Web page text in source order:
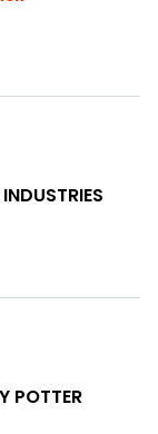
POTTER